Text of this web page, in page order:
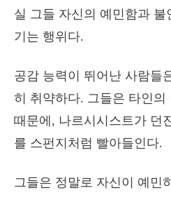
실 그들 자신의 예민함과
기는 행위다.
공감 능력이 뛰어난 사람들
히 취약하다. 그들은 타인의
때문에, 나르시시스트가 던
를 스펀지처럼 빨아들인다.
그들은 정말로 자신이 예민